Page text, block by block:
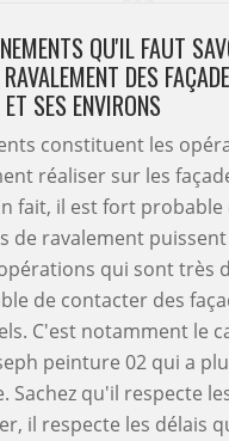
QU'IL FAUT
DES
SES ENVIRONS
constituent les
réaliser sur les
fait, il est fort probable
de ravalement
qui sont très
de contacter des
C'est notamment le
peinture 02 qui a
Sachez qu'il respecte
il respecte les délais